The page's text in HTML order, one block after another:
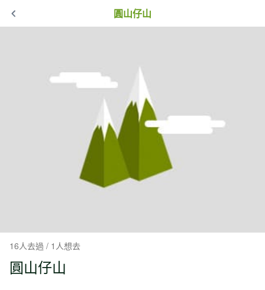
圓山仔山
16人去過 / 1人想去
圓山仔山